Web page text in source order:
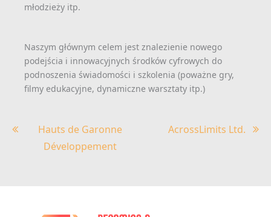
młodzieży itp.
Naszym głównym celem jest znalezienie nowego
podejścia i innowacyjnych środków cyfrowych do
podnoszenia świadomości i szkolenia (poważne gry,
filmy edukacyjne, dynamiczne warsztaty itp.)
Nawigacja
wpisu
Hauts de Garonne
Développement
AcrossLimits Ltd.